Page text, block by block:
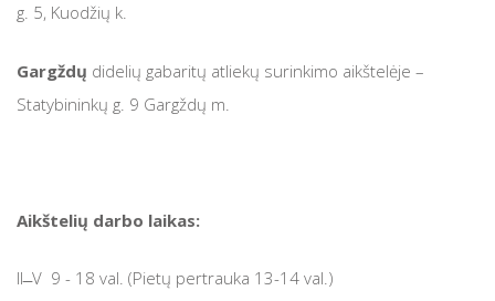
g. 5, Kuodžių k.
Gargždų didelių gabaritų atliekų surinkimo aikštelėje –
Statybininkų g. 9 Gargždų m.
Aikštelių darbo laikas:
II ̶ V 9 - 18 val. (Pietų pertrauka 13-14 val.)